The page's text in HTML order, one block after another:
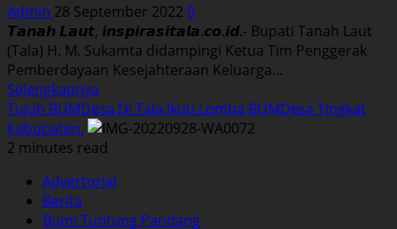
Waskita
Beton
Precast
Admin 28 September 2022 0
𝙏𝙖𝙣𝙖𝙝 𝙇𝙖𝙪𝙩, 𝙞𝙣𝙨𝙥𝙞𝙧𝙖𝙨𝙞𝙩𝙖𝙡𝙖.𝙘𝙤.𝙞𝙙.- Bupati Tanah Laut
(Tala) H. M. Sukamta didampingi Ketua Tim Penggerak
Pemberdayaan Kesejahteraan Keluarga...
Selengkapnya
more
about
Bupati
Rombongan
Tala
Tujuh BUMDesa Di Tala Ikuti Lomba BUMDesa Tingkat
Kabupaten.
2 minutes read
Advertorial
Berita
Bumi Tuntung Pandang